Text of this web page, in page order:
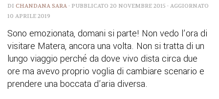
DI CHANDANA SARA · PUBBLICATO 20 NOVEMBRE 2015 · AGGIORNATO
10 APRILE 2019
Sono emozionata, domani si parte! Non vedo l’ora di
visitare Matera, ancora una volta. Non si tratta di un
lungo viaggio perché da dove vivo dista circa due
ore ma avevo proprio voglia di cambiare scenario e
prendere una boccata d’aria diversa.